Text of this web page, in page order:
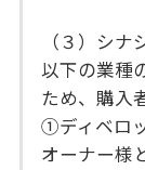
（３）シ
以下の業種
ため、購入
①ディベロ
オーナー様